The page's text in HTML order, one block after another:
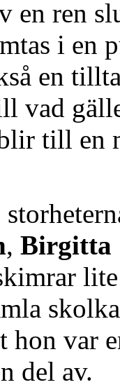
en ren
i
en
vad
blir till
, Birgitta
var
del av.